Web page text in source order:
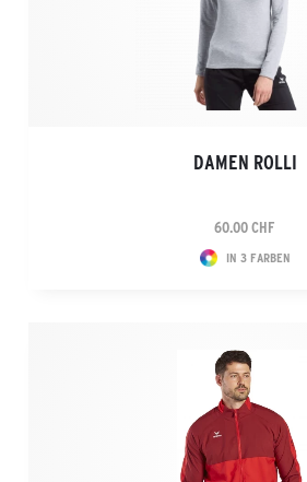
DAMEN ROLLI
60.00 CHF
IN 3 FARBEN